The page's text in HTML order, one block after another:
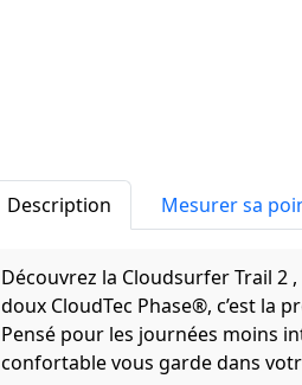
Description Mesurer sa
Découvrez la Cloudsurfer Trail 2
doux CloudTec Phase®, c’est la
Pensé pour les journées moins
confortable vous garde dans